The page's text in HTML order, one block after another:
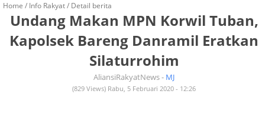
Home / Info Rakyat/ Detail berita
Undang Makan MPN Korwil Tuban,
Kapolsek Bareng Danramil Eratkan
Silaturrohim
AliansiRakyatNews - MJ
(829 Views) Rabu, 5 Februari 2020 - 12:26